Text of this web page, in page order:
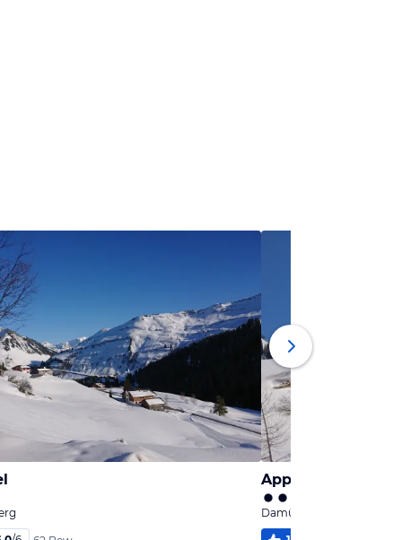
Appartementhaus
Damüls, Vorarlberg